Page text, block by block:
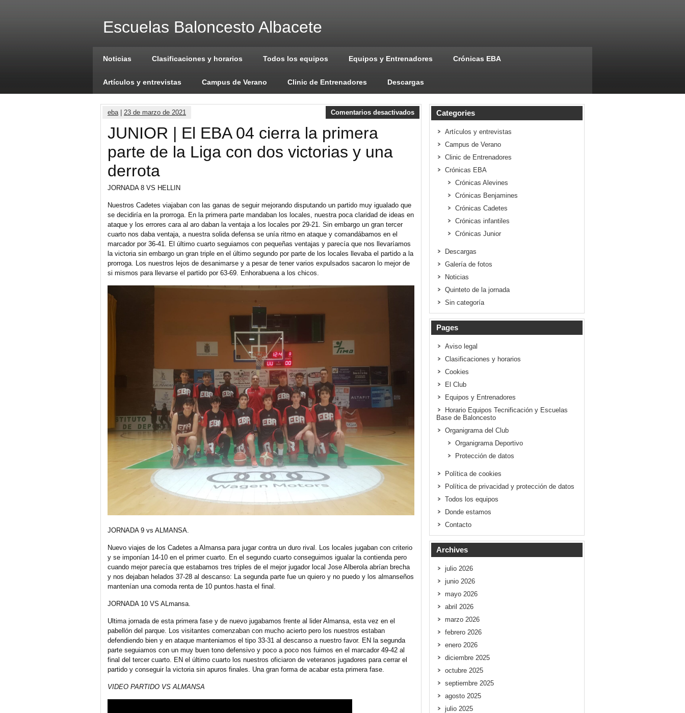
Escuelas Baloncesto Albacete
Noticias Clasificaciones y horarios Todos los equipos Equipos y Entrenadores Crónicas EBA
Artículos y entrevistas Campus de Verano Clinic de Entrenadores Descargas
eba| 23 de marzo de 2021 Comentarios desactivados
JUNIOR | El EBA 04 cierra la primera
parte de la Liga con dos victorias y una
derrota
JORNADA 8 VS HELLIN
Nuestros Cadetes viajaban con las ganas de seguir mejorando disputando un partido muy igualado que
se decidiría en la prorroga. En la primera parte mandaban los locales, nuestra poca claridad de ideas en
ataque y los errores cara al aro daban la ventaja a los locales por 29-21. Sin embargo un gran tercer
cuarto nos daba ventaja, a nuestra solida defensa se unía ritmo en ataque y comandábamos en el
marcador por 36-41. El último cuarto seguiamos con pequeñas ventajas y parecía que nos llevaríamos
la victoria sin embargo un gran triple en el último segundo por parte de los locales llevaba el partido a la
prorroga. Los nuestros lejos de desanimarse y a pesar de tener varios expulsados sacaron lo mejor de
si mismos para llevarse el partido por 63-69. Enhorabuena a los chicos.
JORNADA 9 vs ALMANSA.
Nuevo viajes de los Cadetes a Almansa para jugar contra un duro rival. Los locales jugaban con criterio
y se imponían 14-10 en el primer cuarto. En el segundo cuarto conseguimos igualar la contienda pero
cuando mejor parecía que estabamos tres triples de el mejor jugador local Jose Alberola abrían brecha
y nos dejaban helados 37-28 al descanso: La segunda parte fue un quiero y no puedo y los almanseños
mantenían una comoda renta de 10 puntos.hasta el final.
JORNADA 10 VS ALmansa.
Ultima jornada de esta primera fase y de nuevo jugabamos frente al lider Almansa, esta vez en el
pabellón del parque. Los visitantes comenzaban con mucho acierto pero los nuestros estaban
defendiendo bien y en ataque manteniamos el tipo 33-31 al descanso a nuestro favor. EN la segunda
parte seguiamos con un muy buen tono defensivo y poco a poco nos fuimos en el marcador 49-42 al
final del tercer cuarto. EN el último cuarto los nuestros oficiaron de veteranos jugadores para cerrar el
partido y conseguir la victoria sin apuros finales. Una gran forma de acabar esta primera fase.
VIDEO PARTIDO VS ALMANSA
Categories
Artículos y entrevistas
Campus de Verano
Clinic de Entrenadores
Crónicas EBA
Crónicas Alevines
Crónicas Benjamines
Crónicas Cadetes
Crónicas infantiles
Crónicas Junior
Descargas
Galería de fotos
Noticias
Quinteto de la jornada
Sin categoría
Pages
Aviso legal
Clasificaciones y horarios
Cookies
El Club
Equipos y Entrenadores
Horario Equipos Tecnificación y Escuelas
Base de Baloncesto
Organigrama del Club
Organigrama Deportivo
Protección de datos
Política de cookies
Política de privacidad y protección de datos
Todos los equipos
Donde estamos
Contacto
Archives
julio 2026
junio 2026
mayo 2026
abril 2026
marzo 2026
febrero 2026
enero 2026
diciembre 2025
octubre 2025
septiembre 2025
agosto 2025
julio 2025